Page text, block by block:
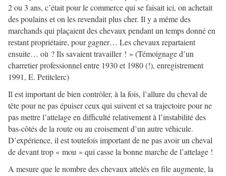
2 ou 3 ans, c’était pour le commerce qui se faisait ici, on achetait
des poulains et on les revendait plus cher. Il y a même des
marchands qui plaçaient des chevaux pendant un temps donné en
restant propriétaire, pour gagner… Les chevaux repartaient
ensuite… où ? Ils savaient travailler ! » (Témoignage d’un
charretier professionnel entre 1930 et 1980 (!), enregistrement
1991, E. Petitclerc)
Il est important de bien contrôler, à la fois, l’allure du cheval de
tête pour ne pas épuiser ceux qui suivent et sa trajectoire pour ne
pas mettre l’attelage en difficulté relativement à l’instabilité des
bas-côtés de la route ou au croisement d’un autre véhicule.
D’expérience, il est toutefois important de ne pas avoir un cheval
de devant trop « mou » qui casse la bonne marche de l’attelage !
A mesure que le nombre des chevaux attelés en file augmente, la